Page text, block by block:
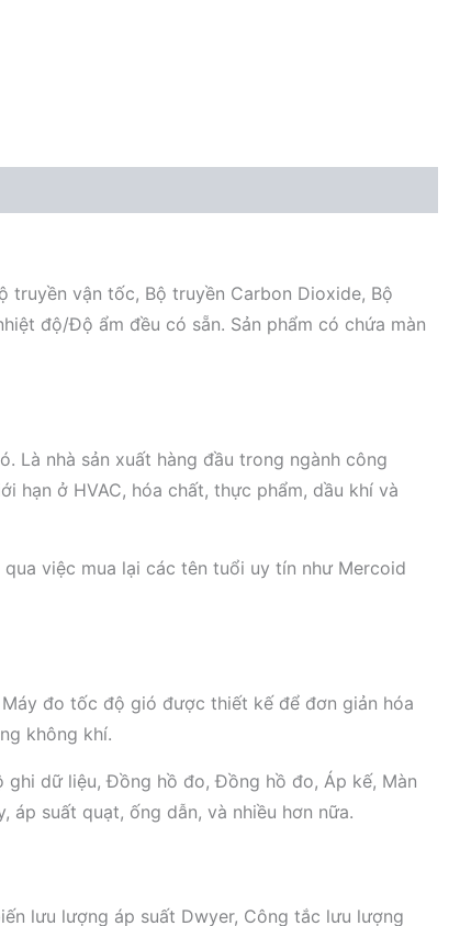
truyền vận tốc, Bộ truyền Carbon Dioxide, Bộ
độ/Độ ẩm đều có sẵn. Sản phẩm có chứa màn
Là nhà sản xuất hàng đầu trong ngành công
hạn ở HVAC, hóa chất, thực phẩm, dầu khí và
việc mua lại các tên tuổi uy tín như Mercoid
đo tốc độ gió được thiết kế để đơn giản hóa
không khí.
dữ liệu, Đồng hồ đo, Đồng hồ đo, Áp kế, Màn
áp suất quạt, ống dẫn, và nhiều hơn nữa.
lưu lượng áp suất Dwyer, Công tắc lưu lượng